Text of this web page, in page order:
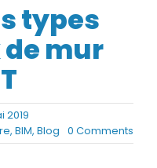
types
mur
2019
, BIM, Blog 0 Commentson
Les